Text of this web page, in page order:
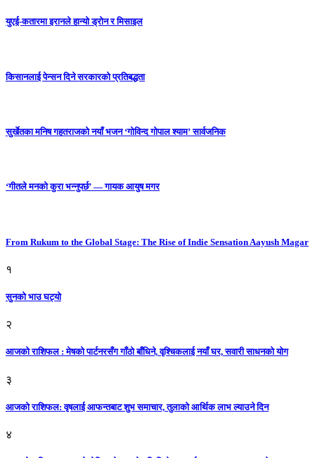
युएई-कतारमा इरानले हान्यो ड्रोन र मिसाइल
किसानलाई पेन्सन दिने सरकारको प्रतिबद्धता
सुर्खेतका मनिष गहतराजको नयाँ भजन ‘गोविन्द गोपाल श्याम’ सार्वजनिक
‘गीतले मनको कुरा भन्नुपर्छ’ — गायक आयुष मगर
From Rukum to the Global Stage: The Rise of Indie Sensation Aayush Magar
१
सुनको भाउ घट्याे
२
आजको राशिफल : मेषको पार्टनरसँग गाँठो बाँधिने, वृश्चिकलाई नयाँ घर, सवारी साधनकाे याेग
३
आजकाे राशिफल: वृषलाई आफन्तबाट शुभ समाचार, तुलाकाे आर्थिक लाभ ल्याउने दिन
४